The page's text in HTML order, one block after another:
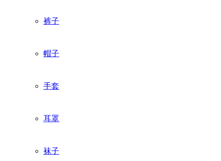
裤子
帽子
手套
耳罩
袜子